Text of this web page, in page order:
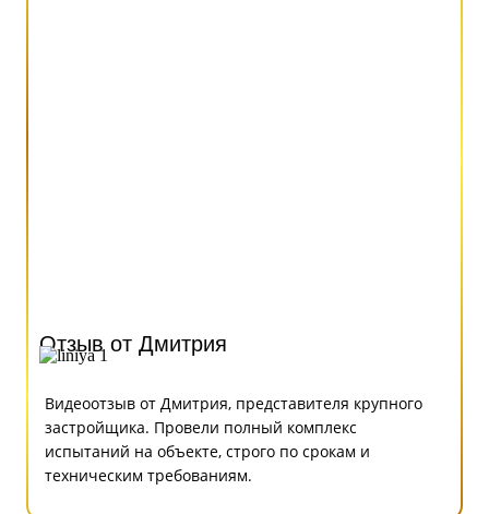
Отзыв от Дмитрия
Видеоотзыв от Дмитрия, представителя крупного
застройщика. Провели полный комплекс
испытаний на объекте, строго по срокам и
техническим требованиям.